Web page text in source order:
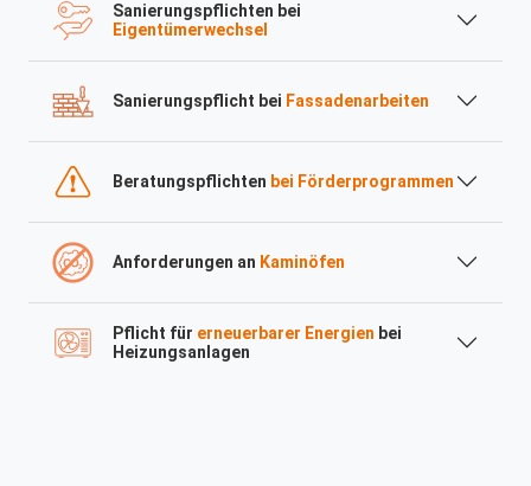
Sanierungspflichten bei
Eigentümerwechsel
Sanierungspflicht bei Fassadenarbeiten
Beratungspflichten bei Förderprogrammen
Anforderungen an Kaminöfen
Pflicht für erneuerbarer Energien bei
Heizungsanlagen